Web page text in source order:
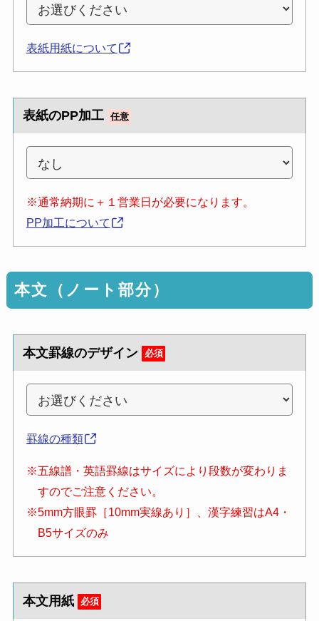
表紙用紙について
表紙のPP加工 任意
※通常納期に＋１営業日が必要になります。
PP加工について
本文（ノート部分）
本文罫線のデザイン 必須
罫線の種類
※五線譜・英語罫線はサイズにより段数が変わりま
すのでご注意ください。
※5mm方眼罫［10mm実線あり］、漢字練習はA4・
B5サイズのみ
本文用紙 必須